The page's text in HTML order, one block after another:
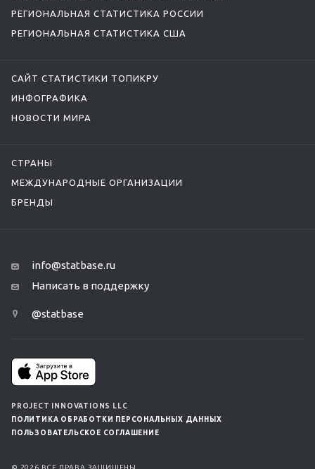
РЕГИОНАЛЬНАЯ СТАТИСТИКА РОССИИ
РЕГИОНАЛЬНАЯ СТАТИСТИКА США
САЙТ СТАТИСТИКИ ТОПИКРУ
ИНФОГРАФИКА
НОВОСТИ МИРА
СТРАНЫ
МЕЖДУНАРОДНЫЕ ОРГАНИЗАЦИИ
БРЕНДЫ
info@statbase.ru
Написать в поддержку
@statbase
PROJECT INNOVATIONS LLC
ПОЛИТИКА ОБРАБОТКИ ПЕРСОНАЛЬНЫХ ДАННЫХ
ПОЛЬЗОВАТЕЛЬСКОЕ СОГЛАШЕНИЕ
© 2026 ВСЕ ПРАВА ЗАЩИЩЕНЫ.